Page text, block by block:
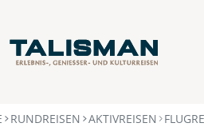
RUNDREISEN AKTIVREISEN